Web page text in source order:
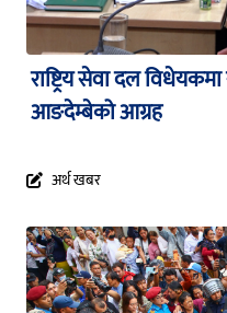
राष्ट्रिय सेवा दल विधेयकमा
आङदेम्बेको आग्रह
अर्थ खबर